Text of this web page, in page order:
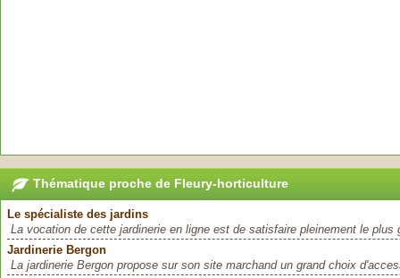
Thématique proche de Fleury-horticulture
Le spécialiste des jardins
La vocation de cette jardinerie en ligne est de satisfaire pleinement le plus
Jardinerie Bergon
La jardinerie Bergon propose sur son site marchand un grand choix